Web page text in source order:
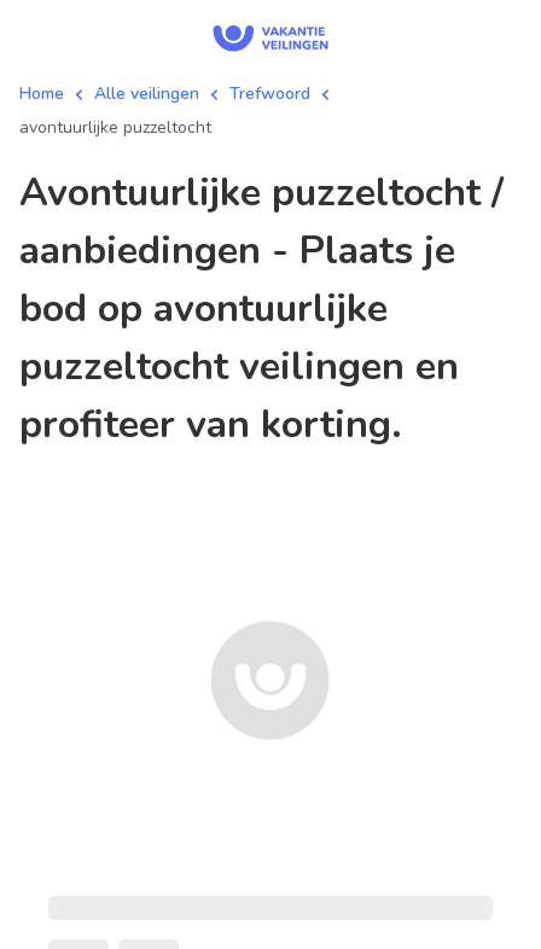
Home Alle veilingen
Trefwoord
avontuurlijke puzzeltocht
avontuurlijke puzzeltocht /
aanbiedingen - Plaats je
bod op avontuurlijke
puzzeltocht veilingen en
profiteer van korting.